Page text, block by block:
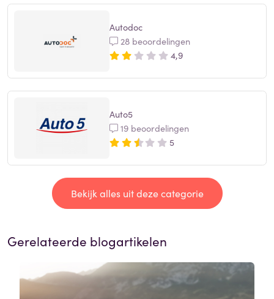
Autodoc
28 beoordelingen
4,9
Auto5
19 beoordelingen
5
Bekijk alles uit deze categorie
Gerelateerde blogartikelen